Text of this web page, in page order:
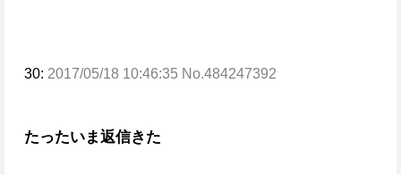
30: 2017/05/18 10:46:35 No.484247392
たったいま返信きた